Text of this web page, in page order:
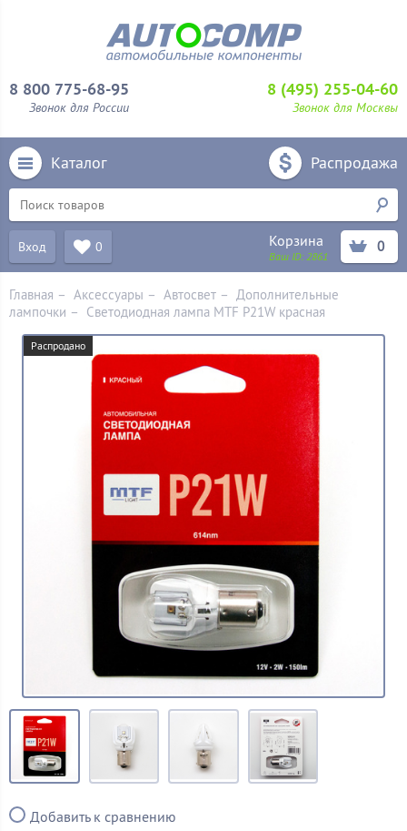
8 800 775-68-95
Звонок для России
8 (495) 255-04-60
Звонок для Москвы
Каталог Распродажа
Вход 0 Корзина
Ваш ID: 2861
0
Главная – Аксессуары – Aвтосвет – Дополнительные
лампочки – Светодиодная лампа MTF P21W красная
Распродано
Добавить к сравнению